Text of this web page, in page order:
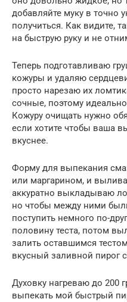
добавляйте муку в точно
получиться. Как видите,
на быструю руку и не
Теперь подготавливаю
кожуры и удаляю
просто нарезаю их
сочные, поэтому
Кожуру очищать нужно
если хотите чтобы ваша
вкуснее.
Форму для выпекания
или маргарином, и
аккуратно выкладываю
но чтобы между ними
поступить немного по-
половину теста, потом
залить оставшимся
вкусный заливной пирог
Духовку нагреваю до 200
выпекать мой быстрый